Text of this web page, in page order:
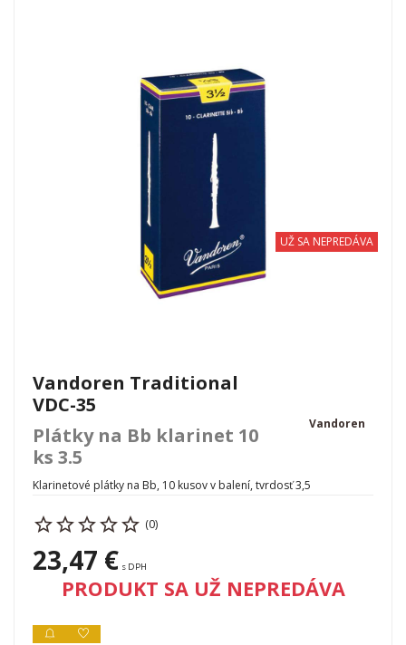
UŽ SA NEPREDÁVA
Vandoren Traditional
VDC-35
Plátky na Bb klarinet 10
ks 3.5
Vandoren
Klarinetové plátky na Bb, 10 kusov v balení, tvrdosť 3,5
(0)
23,47 € s DPH
PRODUKT SA UŽ NEPREDÁVA